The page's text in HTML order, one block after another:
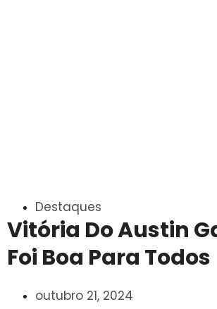
Destaques
Vitória Do Austin
Foi Boa Para Todos
outubro 21, 2024